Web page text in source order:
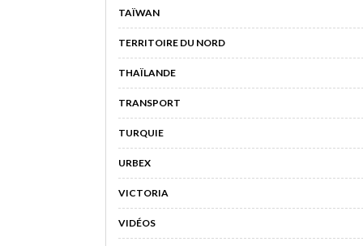
TAÏWAN
TERRITOIRE DU NORD
THAÏLANDE
TRANSPORT
TURQUIE
URBEX
VICTORIA
VIDÉOS